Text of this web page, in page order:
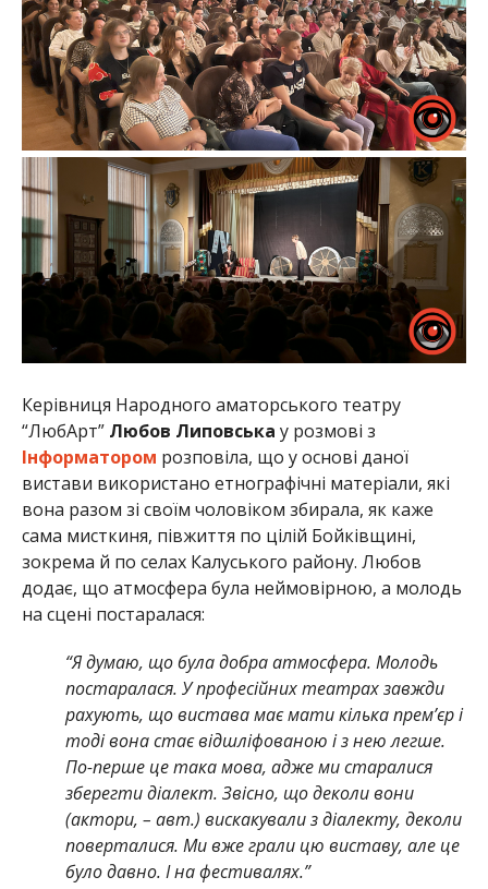
Керівниця Народного аматорського театру
“ЛюбАрт” Любов Липовська у розмові з
Інформатором розповіла, що у основі даної
вистави використано етнографічні матеріали, які
вона разом зі своїм чоловіком збирала, як каже
сама мисткиня, півжиття по цілій Бойківщині,
зокрема й по селах Калуського району. Любов
додає, що атмосфера була неймовірною, а молодь
на сцені постаралася:
“Я думаю, що була добра атмосфера. Молодь
постаралася. У професійних театрах завжди
рахують, що вистава має мати кілька прем’єр і
тоді вона стає відшліфованою і з нею легше.
По-перше це така мова, адже ми старалися
зберегти діалект. Звісно, що деколи вони
(актори, – авт.) вискакували з діалекту, деколи
поверталися. Ми вже грали цю виставу, але це
було давно. І на фестивалях.”